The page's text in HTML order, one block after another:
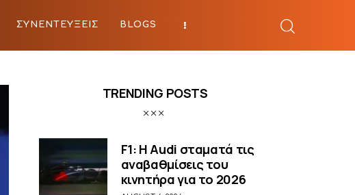
ΣΥΝΕΝΤΕΥΞΕΙΣ BLOGS
TRENDING POSTS
F1: Η Audi σταματά τις
αναβαθμίσεις του
κινητήρα για το 2026